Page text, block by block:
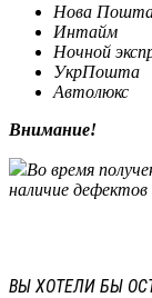
Нова
Интайм
Ночной
УкрПошта
Автолюкс
Внимание!
Во время
наличие
ВЫ ХОТЕЛИ БЫ